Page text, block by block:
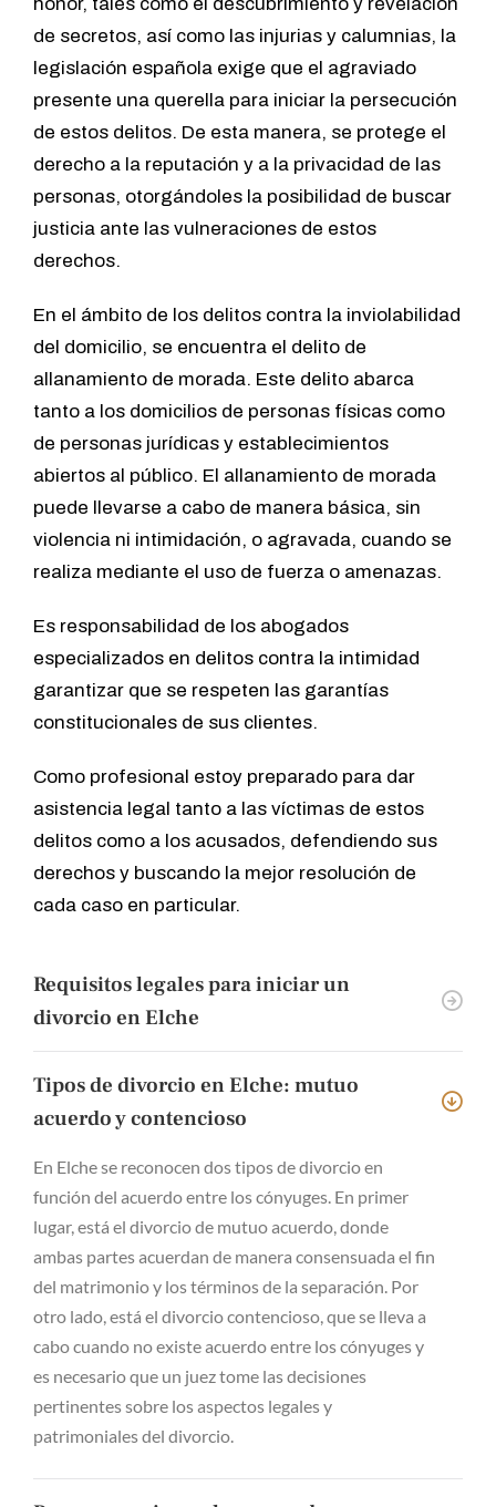
de secretos, así como las injurias y calumnias, la
legislación española exige que el agraviado
presente una querella para iniciar la persecución
de estos delitos. De esta manera, se protege el
derecho a la reputación y a la privacidad de las
personas, otorgándoles la posibilidad de buscar
justicia ante las vulneraciones de estos
derechos.
En el ámbito de los delitos contra la inviolabilidad
del domicilio, se encuentra el delito de
allanamiento de morada. Este delito abarca
tanto a los domicilios de personas físicas como
de personas jurídicas y establecimientos
abiertos al público. El allanamiento de morada
puede llevarse a cabo de manera básica, sin
violencia ni intimidación, o agravada, cuando se
realiza mediante el uso de fuerza o amenazas.
Es responsabilidad de los abogados
especializados en delitos contra la intimidad
garantizar que se respeten las garantías
constitucionales de sus clientes.
Como profesional estoy preparado para dar
asistencia legal tanto a las víctimas de estos
delitos como a los acusados, defendiendo sus
derechos y buscando la mejor resolución de
cada caso en particular.
Requisitos legales para iniciar un
divorcio en Elche
Tipos de divorcio en Elche: mutuo
acuerdo y contencioso
En Elche se reconocen dos tipos de divorcio en
función del acuerdo entre los cónyuges. En primer
lugar, está el divorcio de mutuo acuerdo, donde
ambas partes acuerdan de manera consensuada el fin
del matrimonio y los términos de la separación. Por
otro lado, está el divorcio contencioso, que se lleva a
cabo cuando no existe acuerdo entre los cónyuges y
es necesario que un juez tome las decisiones
pertinentes sobre los aspectos legales y
patrimoniales del divorcio.